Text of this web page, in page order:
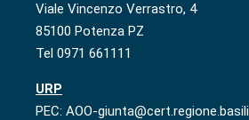
Viale Vincenzo Verrastro, 4
85100 Potenza PZ
Tel 0971 661111
URP
PEC: AOO-